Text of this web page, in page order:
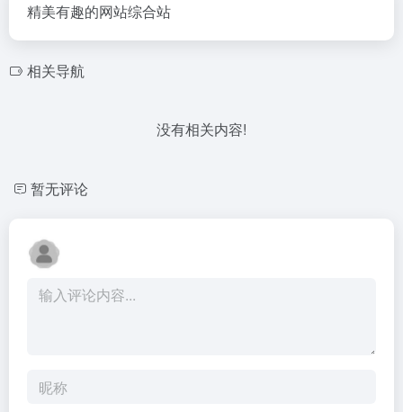
精美有趣的网站综合站
相关导航
没有相关内容!
暂无评论